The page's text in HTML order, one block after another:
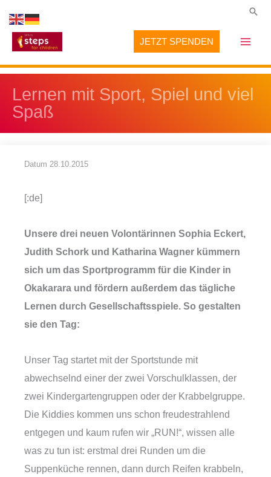
Inhalt
springen
JETZT SPENDEN
Lernen mit Sport, Spiel und viel
Spaß
Datum 28.10.2015
[:de]
Unsere drei neuen Volontärinnen Sophia Eckert,
Judith Schork und Katharina Wagner kümmern
sich um das Sportprogramm für die Kinder in
Okakarara und fördern außerdem das tägliche
Lernen durch Gesellschaftsspiele. So gestalten
sie den Tag:
Unser Tag startet mit der Sportstunde mit
abwechselnd einer der zwei Vorschulklassen, der
zwei Kindergartengruppen oder der Krabbelgruppe.
Die Kiddies kommen uns schon freudestrahlend
entgegen und kaum rufen wir „RUN!“, wissen alle
was zu tun ist: erstmal drei Runden um die
Suppenküche rennen, dann durch Reifen krabbeln,